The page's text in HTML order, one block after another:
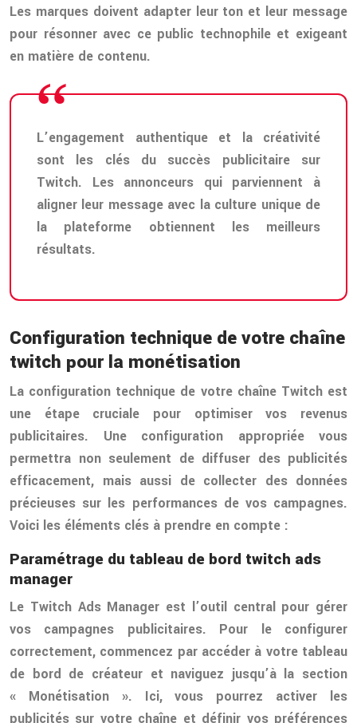
Les marques doivent adapter leur ton et leur message
pour résonner avec ce public technophile et exigeant
en matière de contenu.
L’engagement authentique et la créativité
sont les clés du succès publicitaire sur
Twitch. Les annonceurs qui parviennent à
aligner leur message avec la culture unique de
la plateforme obtiennent les meilleurs
résultats.
Configuration technique de votre chaîne
twitch pour la monétisation
La configuration technique de votre chaîne Twitch est
une étape cruciale pour optimiser vos revenus
publicitaires. Une configuration appropriée vous
permettra non seulement de diffuser des publicités
efficacement, mais aussi de collecter des données
précieuses sur les performances de vos campagnes.
Voici les éléments clés à prendre en compte :
Paramétrage du tableau de bord twitch ads
manager
Le Twitch Ads Manager est l’outil central pour gérer
vos campagnes publicitaires. Pour le configurer
correctement, commencez par accéder à votre tableau
de bord de créateur et naviguez jusqu’à la section
« Monétisation ». Ici, vous pourrez activer les
publicités sur votre chaîne et définir vos préférences